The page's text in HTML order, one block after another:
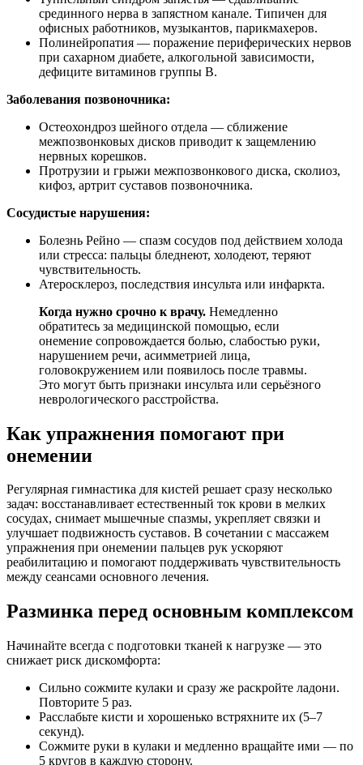
срединного нерва в запястном канале. Типичен для
офисных работников, музыкантов, парикмахеров.
Полинейропатия — поражение периферических нервов
при сахарном диабете, алкогольной зависимости,
дефиците витаминов группы B.
Заболевания позвоночника:
Остеохондроз шейного отдела — сближение
межпозвонковых дисков приводит к защемлению
нервных корешков.
Протрузии и грыжи межпозвонкового диска, сколиоз,
кифоз, артрит суставов позвоночника.
Сосудистые нарушения:
Болезнь Рейно — спазм сосудов под действием холода
или стресса: пальцы бледнеют, холодеют, теряют
чувствительность.
Атеросклероз, последствия инсульта или инфаркта.
Когда нужно срочно к врачу. Немедленно
обратитесь за медицинской помощью, если
онемение сопровождается болью, слабостью руки,
нарушением речи, асимметрией лица,
головокружением или появилось после травмы.
Это могут быть признаки инсульта или серьёзного
неврологического расстройства.
Как упражнения помогают при
онемении
Регулярная гимнастика для кистей решает сразу несколько
задач: восстанавливает естественный ток крови в мелких
сосудах, снимает мышечные спазмы, укрепляет связки и
улучшает подвижность суставов. В сочетании с массажем
упражнения при онемении пальцев рук ускоряют
реабилитацию и помогают поддерживать чувствительность
между сеансами основного лечения.
Разминка перед основным комплексом
Начинайте всегда с подготовки тканей к нагрузке — это
снижает риск дискомфорта:
Сильно сожмите кулаки и сразу же раскройте ладони.
Повторите 5 раз.
Расслабьте кисти и хорошенько встряхните их (5–7
секунд).
Сожмите руки в кулаки и медленно вращайте ими — по
5 кругов в каждую сторону.